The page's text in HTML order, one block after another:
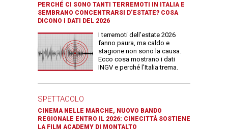
PERCHÉ CI SONO TANTI TERREMOTI IN ITALIA E
SEMBRANO CONCENTRARSI D’ESTATE? COSA
DICONO I DATI DEL 2026
I terremoti dell’estate 2026
fanno paura, ma caldo e
stagione non sono la causa.
Ecco cosa mostrano i dati
INGV e perché l’Italia trema.
SPETTACOLO
CINEMA NELLE MARCHE, NUOVO BANDO
REGIONALE ENTRO IL 2026: CINECITTÀ SOSTIENE
LA FILM ACADEMY DI MONTALTO